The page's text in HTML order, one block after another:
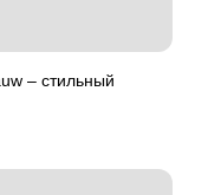
– стильный